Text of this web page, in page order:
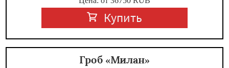
Купить
Гроб «Милан»